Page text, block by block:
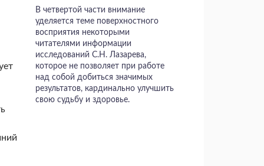
В четвертой части внимание
уделяется теме поверхностного
восприятия некоторыми
читателями информации
исследований С.Н. Лазарева,
которое не позволяет при работе
над собой добиться значимых
результатов, кардинально улучшить
свою судьбу и здоровье.